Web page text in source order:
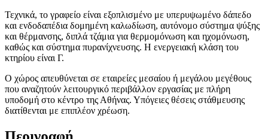
Τεχνικά, το γραφείο είναι εξοπλισμένο με υπερυψωμένο δάπεδο
και ενδοδαπέδια δομημένη καλωδίωση, αυτόνομο σύστημα ψύξης
και θέρμανσης, διπλά τζάμια για θερμομόνωση και ηχομόνωση,
καθώς και σύστημα πυρανίχνευσης. Η ενεργειακή κλάση του
κτηρίου είναι Γ.
Ο χώρος απευθύνεται σε εταιρείες μεσαίου ή μεγάλου μεγέθους
που αναζητούν λειτουργικό περιβάλλον εργασίας με πλήρη
υποδομή στο κέντρο της Αθήνας. Υπόγειες θέσεις στάθμευσης
διατίθενται με επιπλέον χρέωση.
Περιγραφή